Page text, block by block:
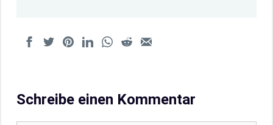
Schreibe einen Kommentar